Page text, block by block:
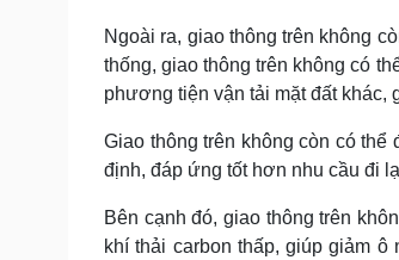
Ngoài ra, giao thông trên không
thống, giao thông trên không có
phương tiện vận tải mặt đất khác,
Giao thông trên không còn có
định, đáp ứng tốt hơn nhu cầu đi
Bên cạnh đó, giao thông trên
khí thải carbon thấp, giúp giảm